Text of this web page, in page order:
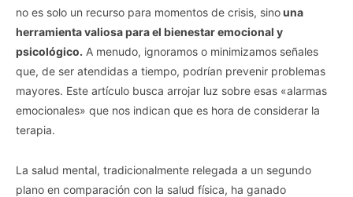
no es solo un recurso para momentos de crisis, sinouna
herramienta valiosa para el bienestar emocional y
psicológico. A menudo, ignoramos o minimizamos señales
que, de ser atendidas a tiempo, podrían prevenir problemas
mayores. Este artículo busca arrojar luz sobre esas «alarmas
emocionales» que nos indican que es hora de considerar la
terapia.
La salud mental, tradicionalmente relegada a un segundo
plano en comparación con la salud física, ha ganado